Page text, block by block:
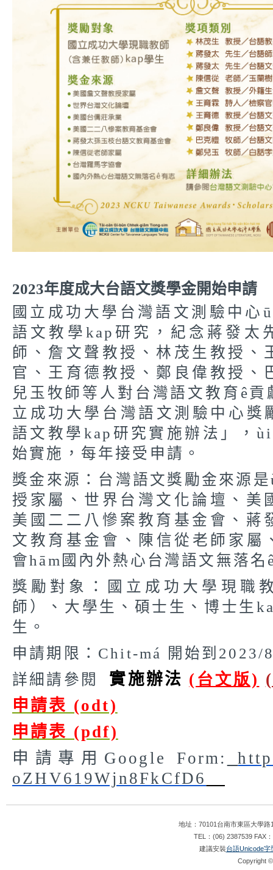
2023年度成大台語文獎學金開始申請
國立成功大學台灣語文測驗中心
語文教學 kap 研究，紀念蔣發太
師、詹文聲教授、 林茂生教授、
官、王育德教授、鄭良偉教授、
兒玉牧師等人對台灣語文教育 ê貢
立成功大學台灣語文測驗中心獎
語文教學 kap 研 究實施辦法」，
始實施，每年接受申請。
獎金來源：台灣語文獎勵金來源是
授家屬、 世界台灣文化論壇、美
美國二二八慘案教育基金會、 蔣
文教育基金會、陳信從老師家屬
會hām 國內外熱心台灣語文無落名
獎勵對象：國立成功大學現職
師）、大學生、 碩士生、博士生
生。
申請期限： Chit-má 開始到 2023/
詳細請參閱 實施辦法 (台文版)
申請表 (odt)
申請表 (pdf)
申請專用 Google Form:
oZHV619Wjn8FkCfD6
地址：70101台南市東區大學
TEL：(06) 2387539 FAX
建議安裝台語Unicode字
Copyright